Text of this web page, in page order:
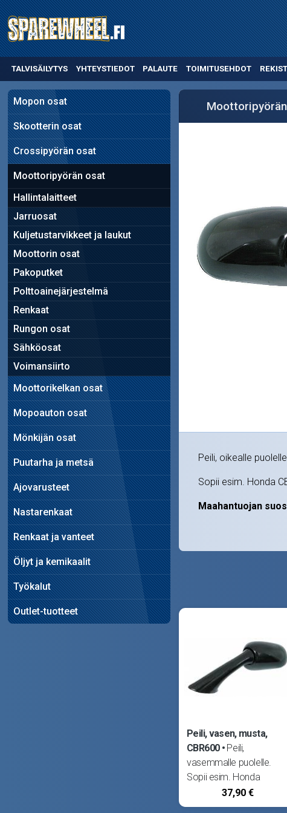
TALVISÄILYTYS YHTEYSTIEDOT PALAUTE TOIMITUSEHDOT
Mopon osat
Skootterin osat
Crossipyörän osat
Moottoripyörän osat
Hallintalaitteet
Jarruosat
Kuljetustarvikkeet ja laukut
Moottorin osat
Pakoputket
Polttoainejärjestelmä
Renkaat
Rungon osat
Sähköosat
Voimansiirto
Moottorikelkan osat
Mopoauton osat
Mönkijän osat
Puutarha ja metsä
Ajovarusteet
Nastarenkaat
Renkaat ja vanteet
Öljyt ja kemikaalit
Työkalut
Outlet-tuotteet
Peili, oikealle
Sopii esim. Honda
Maahantuojan
Peili, vasen, musta,
CBR600
Peili,
vasemmalle puolelle.
Sopii esim. Honda
CBR600 91-, CBR1000
93- ja VFR750 90-.
37,90 €